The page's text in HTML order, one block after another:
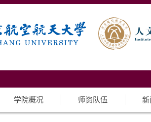
学院概况 师资队伍 新